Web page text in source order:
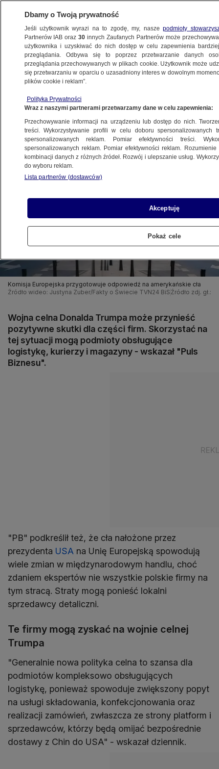
BIZNES
DLA FIRM
9.04.2025, 09:23
Udostępnij
Komisja Europejska przygotowuje odpowiedź na amerykańskie cła
Źródło wideo: Justyna Zuber/Fakty o Świecie TVN24 BiS Źródło zdj. gł.:
Wojna celna Donalda Trumpa może przynieść
pozytywne skutki dla części firm. Skorzystać na
tej sytuacji mogą podmioty obsługujące
logistykę, kurierzy i magazyny - wskazał "Puls
Biznesu".
"PB" podkreślił też, że cła nałożone przez
prezydenta USA na Unię Europejską spowodują
wiele zmian w międzynarodowym handlu, choć
zdaniem ekspertów nie wszystkie polskie firmy na
tym stracą. Straty mogą ponieść lokalni
sprzedawcy detaliczni.
Te firmy mogą zyskać na wojnie celnej
Trumpa
"Generalnie nowa polityka celna to szansa dla
podmiotów kompleksowo obsługujących
logistykę, ponieważ spowoduje zwiększony popyt
na usługi składowania, konfekcjonowania oraz
realizacji zamówień, zwłaszcza ze strony platform i
sprzedawców, którzy będą omijać bezpośrednie
dostawy z Chin do USA" - wskazał dziennik.
Dbamy o Twoją prywatność
Jeśli użytkownik wyrazi na to zgodę, my, naszepodmioty
Partnerów IAB oraz30 innych Zaufanych Partnerów może
użytkownika i uzyskiwać do nich dostęp w celu zapewnienia
przeglądania. Odbywa się to poprzez przetwarzanie danych
przeglądania przechowywanych w plikach cookie. Użytkownik może
się przetwarzaniu w oparciu o uzasadniony interes w dowolnym
plików cookie i reklam”.
Polityka Prywatności
Wraz z naszymi partnerami przetwarzamy dane w celu zapewnienia:
Przechowywanie informacji na urządzeniu lub dostęp do nich.
treści. Wykorzystywanie profili w celu doboru spersonalizowanych
spersonalizowanych reklam. Pomiar efektywności treści.
spersonalizowanych reklam. Pomiar efektywności reklam.
kombinacji danych z różnych źródeł. Rozwój i ulepszanie usług.
do wyboru reklam.
Lista partnerów (dostawców)
Akceptuję
Pokaż cele